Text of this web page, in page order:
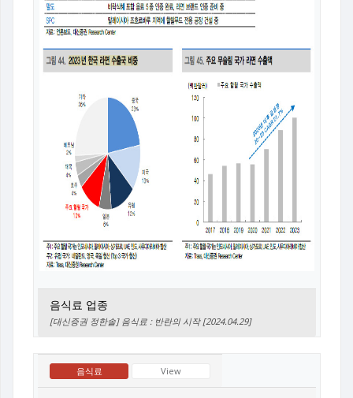
음식료 업종
[대신증권 정한솔] 음식료 : 반란의 시작 [2024.04.29]
음식료 View